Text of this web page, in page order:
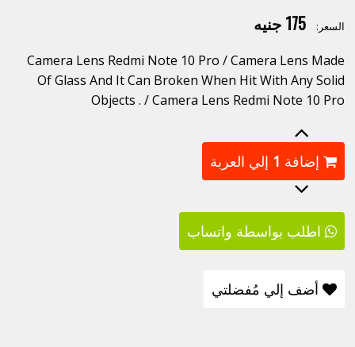
السعر: 175 جنيه
Camera Lens Redmi Note 10 Pro / Camera Lens Made
Of Glass And It Can Broken When Hit With Any Solid
Objects . / Camera Lens Redmi Note 10 Pro
إضافة 1 إلي العربة
اطلب بواسطة واتساب
أضف إلي مُفضلتي